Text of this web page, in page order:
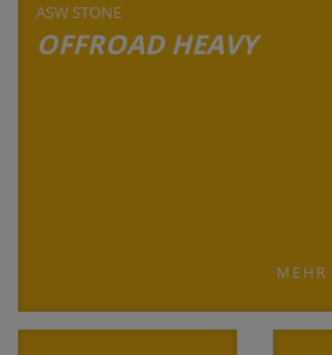
ASW STONE
OFFROAD HEAVY